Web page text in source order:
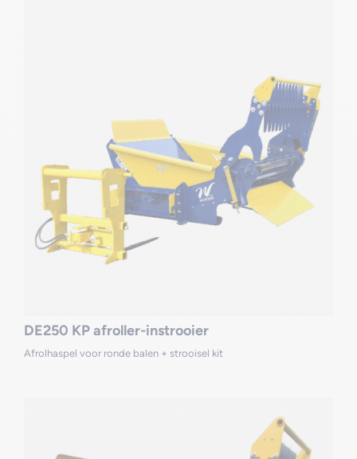
DE250 KP afroller-instrooier
Afrolhaspel voor ronde balen + strooisel kit